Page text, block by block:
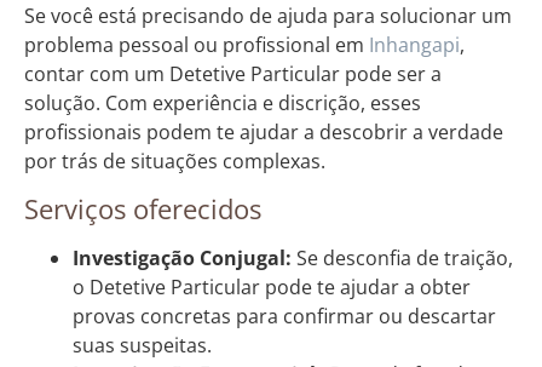
Se você está precisando de ajuda para solucionar um
problema pessoal ou profissional em Inhangapi,
contar com um Detetive Particular pode ser a
solução. Com experiência e discrição, esses
profissionais podem te ajudar a descobrir a verdade
por trás de situações complexas.
Serviços oferecidos
Investigação Conjugal: Se desconfia de traição,
o Detetive Particular pode te ajudar a obter
provas concretas para confirmar ou descartar
suas suspeitas.